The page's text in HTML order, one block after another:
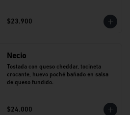
$23.900
Necio
Tostada con queso cheddar, tocineta
crocante, huevo poché bañado en salsa
de queso fundido.
$24.000